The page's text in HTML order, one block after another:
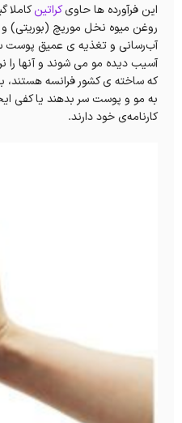
این فرآورده ها حاویکراتینکاملا
روغن میوه نخل موریچ (بوریتی)
آب‌رسانی و تغذیه ی عمیق پوست
آسیب دیده مو می شوند و آنها را
که ساخته ی کشور فرانسه هستند،
به مو و پوست سر بدهند یا کفی
کارنامه‌‌ی خود دارند.